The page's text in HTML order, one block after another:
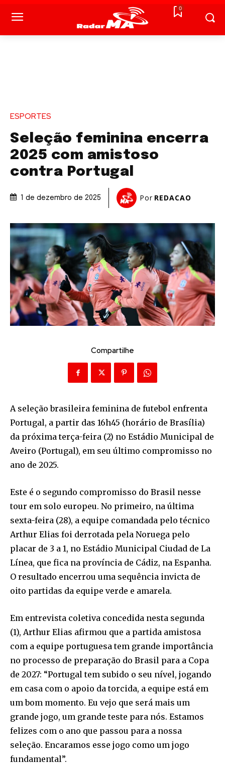
0
ESPORTES
Seleção feminina encerra
2025 com amistoso
contra Portugal
1 de dezembro de 2025 Por REDACAO
Compartilhe
A seleção brasileira feminina de futebol enfrenta
Portugal, a partir das 16h45 (horário de Brasília)
da próxima terça-feira (2) no Estádio Municipal de
Aveiro (Portugal), em seu último compromisso no
ano de 2025.
Este é o segundo compromisso do Brasil nesse
tour em solo europeu. No primeiro, na última
sexta-feira (28), a equipe comandada pelo técnico
Arthur Elias foi derrotada pela Noruega pelo
placar de 3 a 1, no Estádio Municipal Ciudad de La
Línea, que fica na província de Cádiz, na Espanha.
O resultado encerrou uma sequência invicta de
oito partidas da equipe verde e amarela.
Em entrevista coletiva concedida nesta segunda
(1), Arthur Elias afirmou que a partida amistosa
com a equipe portuguesa tem grande importância
no processo de preparação do Brasil para a Copa
de 2027: “Portugal tem subido o seu nível, jogando
em casa com o apoio da torcida, a equipe está em
um bom momento. Eu vejo que será mais um
grande jogo, um grande teste para nós. Estamos
felizes com o ano que passou para a nossa
seleção. Encaramos esse jogo como um jogo
fundamental”.